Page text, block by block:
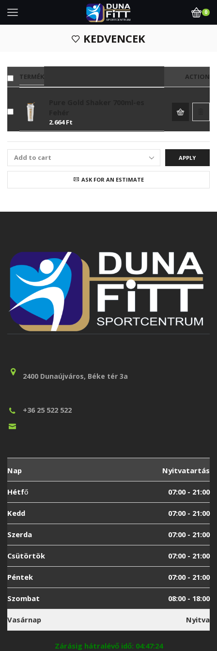
0
KEDVENCEK
TERMÉK ACTION
2.664Ft
APPLY
ASK FOR AN ESTIMATE
2400 Dunaújváros, Béke tér 3a
+36 25 522 522
Nap Nyitvatartás
Hétfő 07:00 - 21:00
Kedd 07:00 - 21:00
Szerda 07:00 - 21:00
Csütörtök 07:00 - 21:00
Péntek 07:00 - 21:00
Szombat 08:00 - 18:00
Vasárnap Nyitva
Zárásig hátralévő idő: 04:47:24